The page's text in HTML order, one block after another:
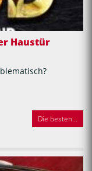
Haustür
Die besten...